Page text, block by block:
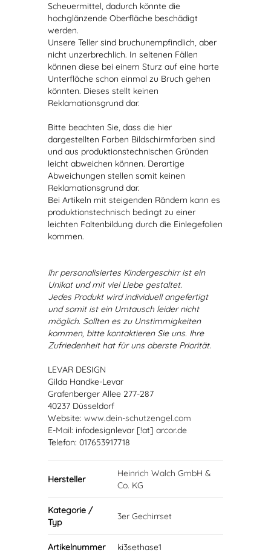
Scheuermittel, dadurch könnte die
hochglänzende Oberfläche beschädigt
werden.
Unsere Teller sind bruchunempfindlich, aber
nicht unzerbrechlich. In seltenen Fällen
können diese bei einem Sturz auf eine harte
Unterfläche schon einmal zu Bruch gehen
könnten. Dieses stellt keinen
Reklamationsgrund dar.
Bitte beachten Sie, dass die hier
dargestellten Farben Bildschirmfarben sind
und aus produktionstechnischen Gründen
leicht abweichen können. Derartige
Abweichungen stellen somit keinen
Reklamationsgrund dar.
Bei Artikeln mit steigenden Rändern kann es
produktionstechnisch bedingt zu einer
leichten Faltenbildung durch die Einlegefolien
kommen.
Ihr personalisiertes Kindergeschirr ist ein
Unikat und mit viel Liebe gestaltet.
Jedes Produkt wird individuell angefertigt
und somit ist ein Umtausch leider nicht
möglich. Sollten es zu Unstimmigkeiten
kommen, bitte kontaktieren Sie uns. Ihre
Zufriedenheit hat für uns oberste Priorität.
LEVAR DESIGN
Gilda Handke-Levar
Grafenberger Allee 277-287
40237 Düsseldorf
Website: www.dein-schutzengel.com
E-Mail: infodesignlevar [!at] arcor.de
Telefon: 017653917718
Hersteller
Heinrich Walch GmbH &
Co. KG
Kategorie /
Typ
3er Gechirrset
Artikelnummer ki3sethase1